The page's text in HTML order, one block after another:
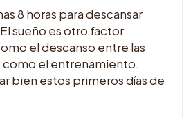
8 horas para descansar
sueño es otro factor
el descanso entre las
como el entrenamiento.
bien estos primeros días de